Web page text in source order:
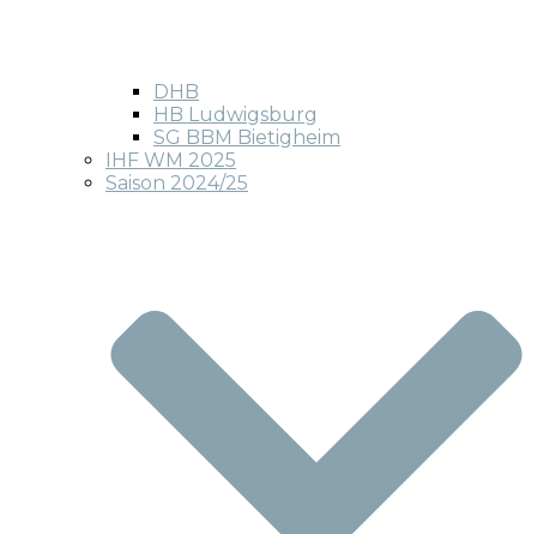
DHB
HB Ludwigsburg
SG BBM Bietigheim
IHF WM 2025
Saison 2024/25